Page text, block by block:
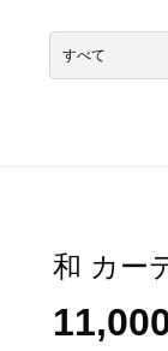
和 カー